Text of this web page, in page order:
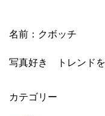
名前：クボッチ
写真好き トレンド
カテゴリー